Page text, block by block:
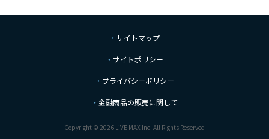
サイトマップ
サイトポリシー
プライバシーポリシー
金融商品の販売に関して
Copyright © 2026 LiVE MAX Inc. All Rights Reserved